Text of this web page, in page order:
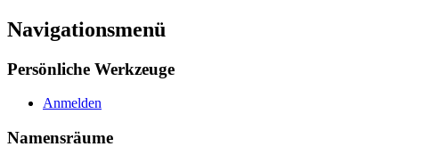
Navigationsmenü
Persönliche Werkzeuge
Anmelden
Namensräume